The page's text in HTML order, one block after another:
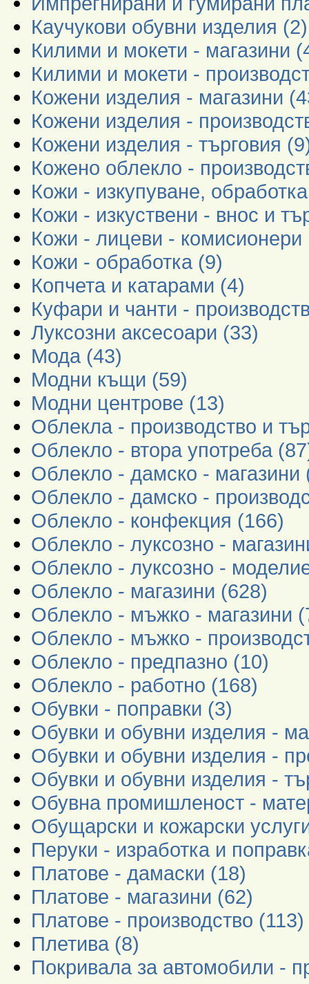
Каучукови обувни изделия (2)
Килими и мокети - магазини
Килими и мокети -
Кожени изделия - магазини
Кожени изделия -
Кожени изделия - търговия
Кожено облекло -
Кожи - изкупуване,
Кожи - изкуствени - внос и
Кожи - лицеви - комисионери
Кожи - обработка (9)
Копчета и катарами (4)
Куфари и чанти -
Луксозни аксесоари (33)
Мода (43)
Модни къщи (59)
Модни центрове (13)
Облекла - производство и
Облекло - втора употреба
Облекло - дамско - магазини
Облекло - дамско -
Облекло - конфекция (166)
Облекло - луксозно -
Облекло - луксозно -
Облекло - магазини (628)
Облекло - мъжко - магазини
Облекло - мъжко -
Облекло - предпазно (10)
Облекло - работно (168)
Обувки - поправки (3)
Обувки и обувни изделия -
Обувки и обувни изделия -
Обувки и обувни изделия -
Обувна промишленост -
Обущарски и кожарски
Перуки - изработка и
Платове - дамаски (18)
Платове - магазини (62)
Платове - производство (113)
Плетива (8)
Покривала за автомобили -